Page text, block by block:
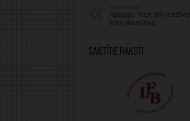
Aptauja: Vien 9%
lieto vitamīnus
Saistītie raksti